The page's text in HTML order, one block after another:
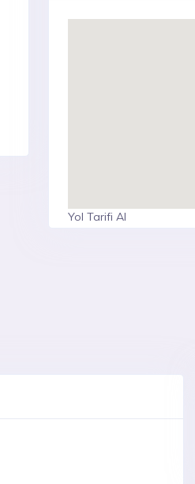
Yol Tarifi Al